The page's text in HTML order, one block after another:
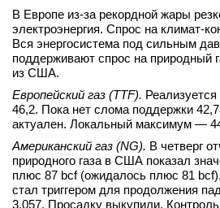
В Европе из-за рекордной жары
электроэнергия. Спрос на климат-
Вся энергосистема под сильным
поддерживают спрос на природный
из США.
Европейский газ (TTF). Реализуется
46,2. Пока нет слома поддержки
актуален. Локальный максимум —
Американский газ (NG). В четверг
природного газа в США показал
плюс 87 bcf (ожидалось плюс 81
стал триггером для продолжения
3,057. Просадку выкупили.